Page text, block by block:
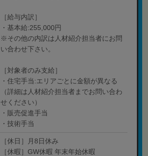
［給与内訳］
・基本給:255,000円
※その他の内訳は人材紹介担当者にお問
い合わせ下さい。
［対象者のみ支給］
・住宅手当:エリアごとに金額が異なる
（詳細は人材紹介担当者までお問い合わ
せください）
・販売促進手当
・技術手当
［休日］月8日休み
［休暇］GW休暇 年末年始休暇